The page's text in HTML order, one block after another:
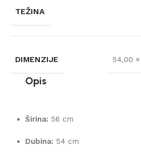
TEŽINA
DIMENZIJE 54,00
Opis
Širina: 56 cm
Dubina: 54 cm